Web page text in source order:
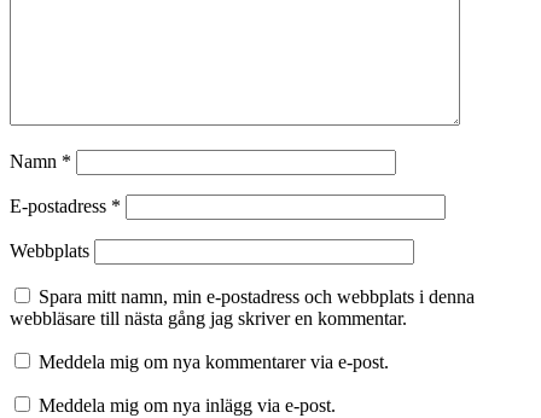
Namn *
E-postadress *
Webbplats
Spara mitt namn, min e-postadress och webbplats i denna
webbläsare till nästa gång jag skriver en kommentar.
Meddela mig om nya kommentarer via e-post.
Meddela mig om nya inlägg via e-post.